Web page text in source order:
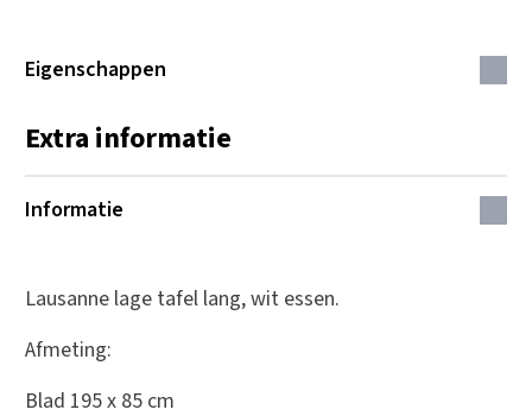
Eigenschappen
Extra informatie
Informatie
Lausanne lage tafel lang, wit essen.
Afmeting:
Blad 195 x 85 cm